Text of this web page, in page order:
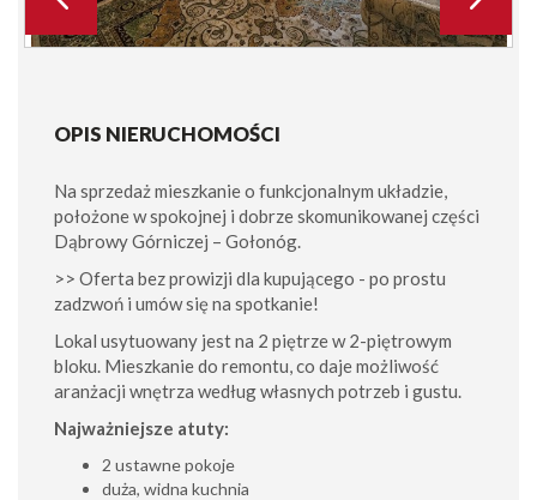
OPIS NIERUCHOMOŚCI
Na sprzedaż mieszkanie o funkcjonalnym układzie,
położone w spokojnej i dobrze skomunikowanej części
Dąbrowy Górniczej – Gołonóg.
>> Oferta bez prowizji dla kupującego - po prostu
zadzwoń i umów się na spotkanie!
Lokal usytuowany jest na 2 piętrze w 2-piętrowym
bloku. Mieszkanie do remontu, co daje możliwość
aranżacji wnętrza według własnych potrzeb i gustu.
Najważniejsze atuty:
2 ustawne pokoje
duża, widna kuchnia